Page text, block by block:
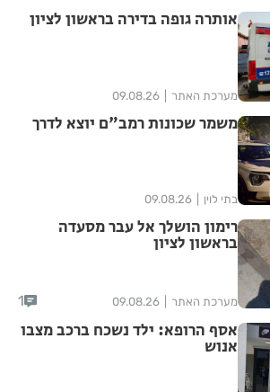
אותרה גופה בדירה בראשון לציון
מערכת האתר 09.08.26
משמר שכונות רמב"ם יוצא לדרך
בתי לוין 09.08.26
רימון הושלך אל עבר מסעדה
בראשון לציון
מערכת האתר 09.08.26
1
אסף הרופא: ילד נשכח ברכב מצבו
אנוש